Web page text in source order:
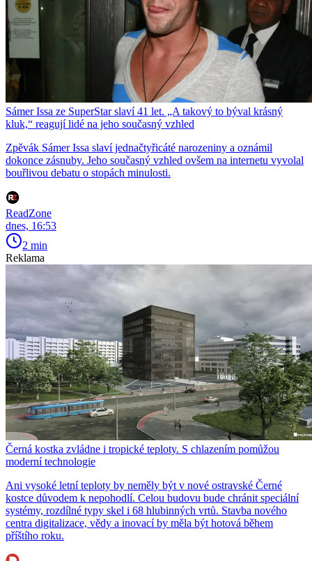
Sámer Issa ze SuperStar slaví 41 let. „A takový to býval krásný
kluk,“ reagují lidé na jeho současný vzhled
Zpěvák Sámer Issa slaví jednačtyřicáté narozeniny a oznámil
dokonce zásnuby. Jeho současný vzhled ovšem na internetu vyvolal
bouřlivou debatu o stopách minulosti.
ReadZone
dnes, 16:53
2 min
Reklama
Černá kostka zvládne i tropické teploty. S chlazením pomůžou
moderní technologie
Ani vysoké letní teploty by neměly být v nové ostravské Černé
kostce důvodem k nepohodlí. Celou budovu bude chránit speciální
systémy, rozdílné typy skel i 68 hlubinných vrtů. Stavba nového
centra digitalizace, vědy a inovací by měla být hotová během
příštího roku.